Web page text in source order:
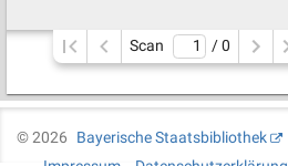
Scan / 0
©2026
Bayerische Staatsbibliothek